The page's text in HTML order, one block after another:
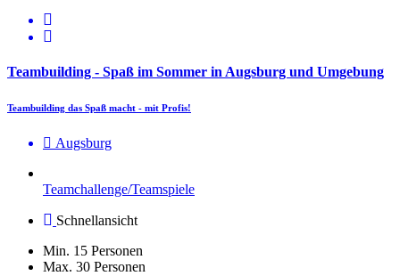
Teambuilding - Spaß im Sommer in Augsburg und Umgebung
Teambuilding das Spaß macht - mit Profis!
Augsburg
Teamchallenge/Teamspiele
Schnellansicht
Min. 15 Personen
Max. 30 Personen